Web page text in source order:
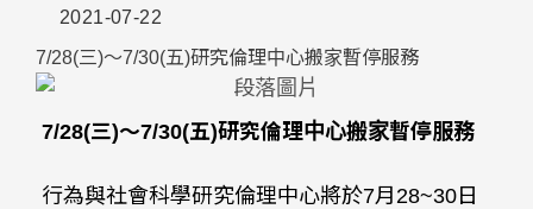
2021-07-22
7/28(三)～7/30(五)研究倫理中心搬家暫停服務
7/28(三)～7/30(五)研究倫理中心搬家暫停服務
行為與社會科學研究倫理中心將於7月28~30日